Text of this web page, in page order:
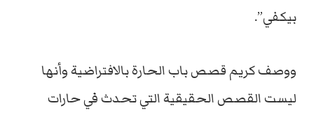
بیكفي”.
ووصف كریم قصص باب الحارة بالافتراضیة وأنھا
لیست القصص الحقیقیة التي تحدث في حارات